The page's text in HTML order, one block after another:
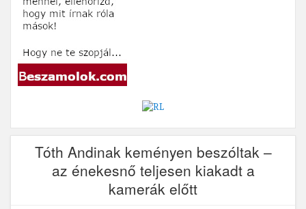
Tóth Andinak keményen beszóltak –
az énekesnő teljesen kiakadt a
kamerák előtt